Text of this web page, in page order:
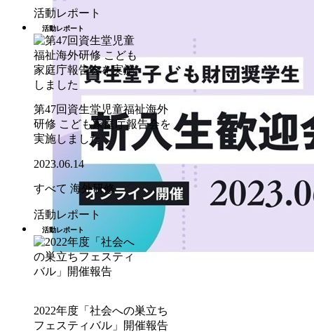
活動レポート
活動レポート
第47回資生堂児童福祉海外
研修 こども家庭庁報告会を
実施しました
2023.06.14
すべて 海外研修
活動レポート
活動レポート
2022年度「社会への巣立ち
フェスティバル」開催報告